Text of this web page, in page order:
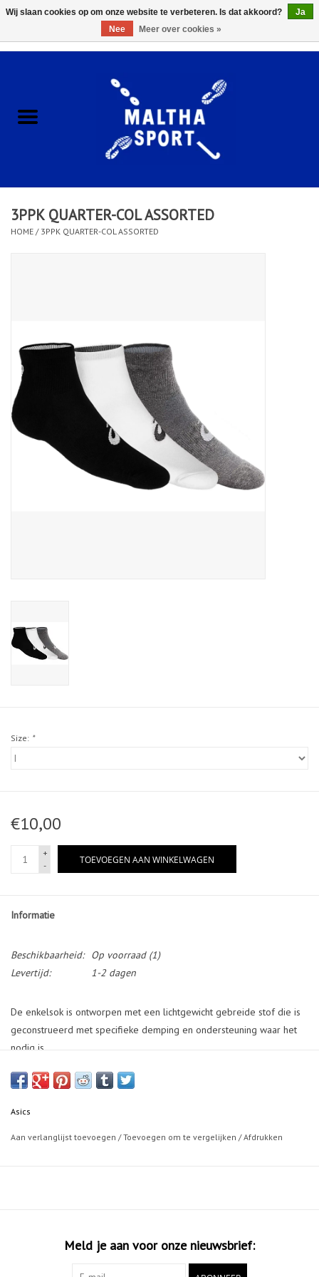
ACCESSOIRES/HARDWARE
KLEDING
CLUBSHOPS
Diensten
Merken
3PPK QUARTER-COL ASSORTED
HOME / 3PPK QUARTER-COL ASSORTED
Size: *
€10,00
+
-
TOEVOEGEN AAN WINKELWAGEN
Informatie
Beschikbaarheid: Op voorraad(1)
Levertijd:
1-2 dagen
De enkelsok is ontworpen met een lichtgewicht gebreide stof die is
geconstrueerd met specifieke demping en ondersteuning waar het
nodig is.
Asics
Aan verlanglijst toevoegen /Toevoegen om te vergelijken /Afdrukken
Meld je aan voor onze nieuwsbrief:
Wij slaan cookies op om onze website te verbeteren. Is dat akkoord?
Ja
Nee
Meer over cookies »